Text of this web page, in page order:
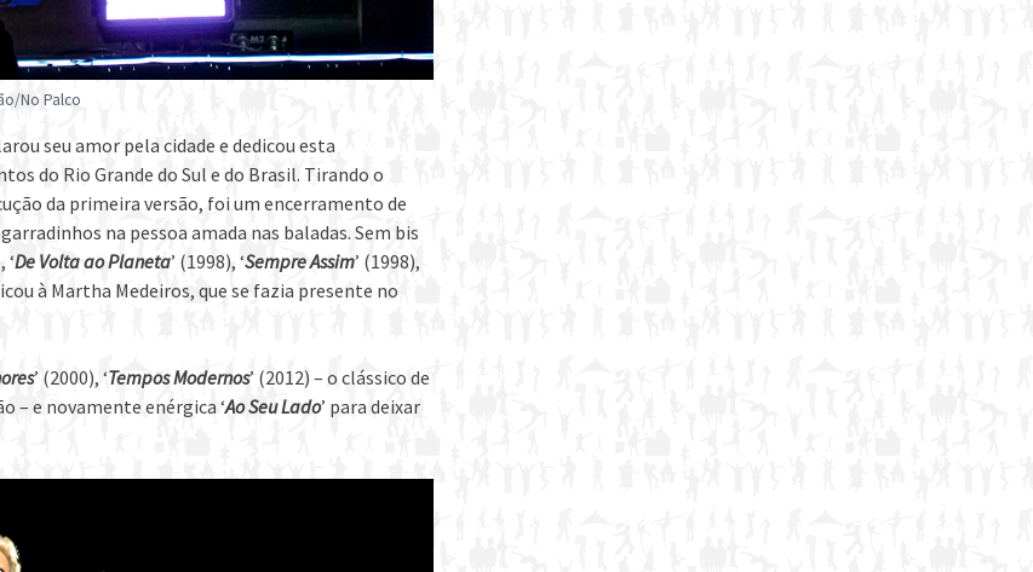
No Palco
seu amor pela cidade e dedicou esta
do Rio Grande do Sul e do Brasil. Tirando o
da primeira versão, foi um encerramento de
na pessoa amada nas baladas. Sem bis
‘De Volta ao Planeta’ (1998), ‘Sempre Assim’ (1998),
à Martha Medeiros, que se fazia presente no
’ (2000), ‘Tempos Modernos’ (2012) – o clássico de
– e novamente enérgica ‘Ao Seu Lado’ para deixar